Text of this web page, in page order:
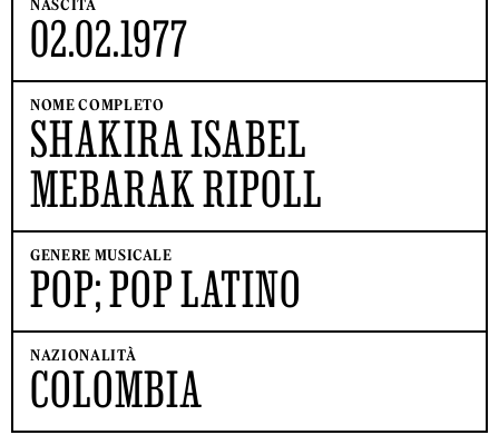
NASCITA
02.02.1977
NOME COMPLETO
SHAKIRA ISABEL
MEBARAK RIPOLL
GENERE MUSICALE
POP; POP LATINO
NAZIONALITÀ
COLOMBIA